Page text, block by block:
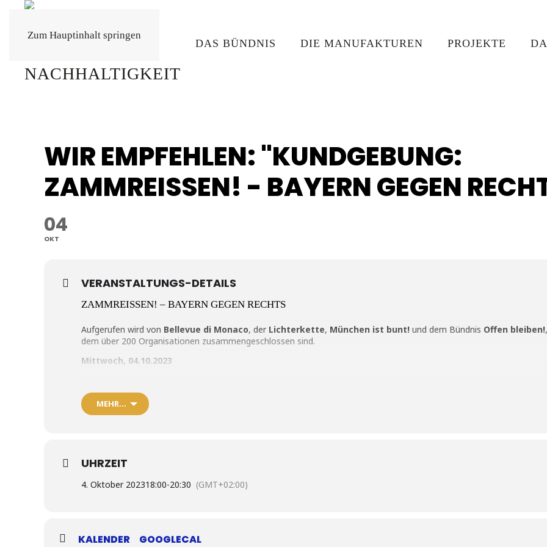
Zum Hauptinhalt springen
DAS BÜNDNIS DIE MANUFAKTUREN PROJEKTE
WIR EMPFEHLEN: "KUNDGEBUNG:
ZAMMREISSEN! - BAYERN GEGEN
04
OKT
VERANSTALTUNGS-DETAILS
ZAMMREISSEN! – BAYERN GEGEN RECHTS
Aufgerufen wird von Bellevue di Monaco, der Lichterkette, München ist bunt! und dem Bündnis Offen bleiben!
dem über 200 Organisationen zusammengeschlossen sind.
Mittwoch, 04.10.2023
Max-Joseph-Platz, München
Auf der Bühne werden unter anderem dabei sein:
LaBrassBanda
MEHR…
UHRZEIT
4. Oktober 202318:00-20:30 (GMT+02:00)
KALENDER GOOGLECAL